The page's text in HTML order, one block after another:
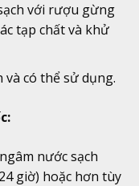
với rượu gừng
tạp chất và khử
và có thể sử dụng.
nước sạch
giờ) hoặc hơn tùy